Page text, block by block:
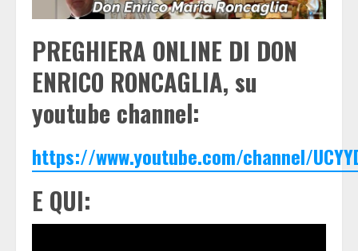
PREGHIERA ONLINE DI DON
ENRICO RONCAGLIA, su
youtube channel:
https://www.youtube.com/channel/
E QUI: